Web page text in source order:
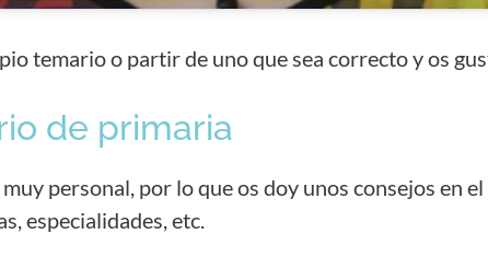
temario o partir de uno que sea correcto y os
de primaria
personal, por lo que os doy unos consejos en
especialidades, etc.